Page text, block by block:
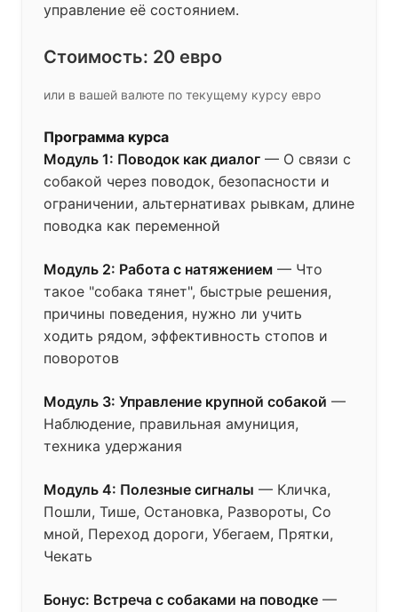
управление её состоянием.
Стоимость: 20 евро
или в вашей валюте по текущему курсу евро
Программа курса
Модуль 1: Поводок как диалог — О связи с
собакой через поводок, безопасности и
ограничении, альтернативах рывкам, длине
поводка как переменной
Модуль 2: Работа с натяжением — Что
такое "собака тянет", быстрые решения,
причины поведения, нужно ли учить
ходить рядом, эффективность стопов и
поворотов
Модуль 3: Управление крупной собакой —
Наблюдение, правильная амуниция,
техника удержания
Модуль 4: Полезные сигналы — Кличка,
Пошли, Тише, Остановка, Развороты, Со
мной, Переход дороги, Убегаем, Прятки,
Чекать
Бонус: Встреча с собаками на поводке —